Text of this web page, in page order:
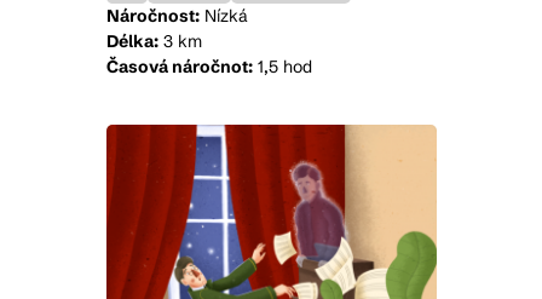
Náročnost:Nízká
Délka:3 km
Časová náročnot:1,5 hod